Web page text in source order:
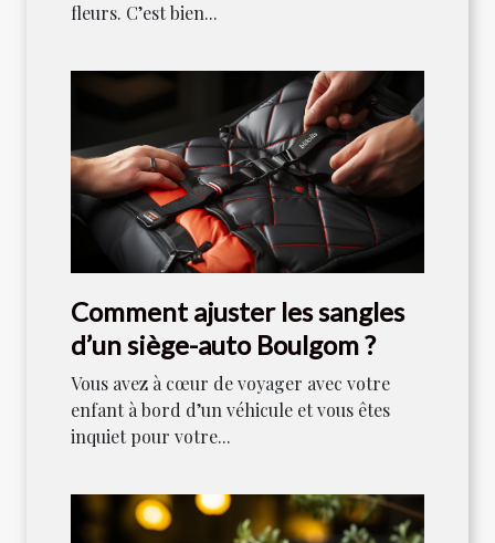
fleurs. C’est bien...
Comment ajuster les sangles
d’un siège-auto Boulgom ?
Vous avez à cœur de voyager avec votre
enfant à bord d’un véhicule et vous êtes
inquiet pour votre...